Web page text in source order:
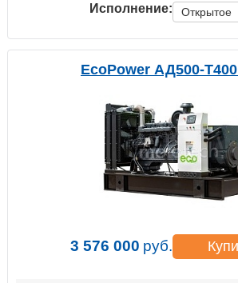
Исполнение: Открытое
EcoPower АД500-
3 576 000 руб.